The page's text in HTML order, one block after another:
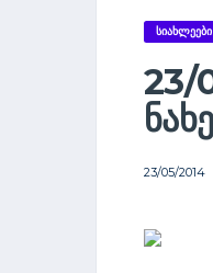
ᲡᲘᲐᲮᲚᲔᲔᲑᲘ
23/
23/05/2014